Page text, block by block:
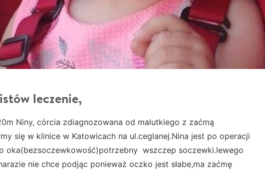
leczenie,
Niny, córcia zdiagnozowana od malutkiego z zaćmą
się w klinice w Katowicach na ul.ceglanej.Nina jest po operacji
oka(bezsoczewkowość)potrzebny wszczep soczewki.lewego
nie chce podjąc ponieważ oczko jest słabe,ma zaćmę